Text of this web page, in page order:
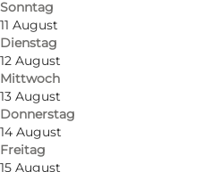
Sonntag
11 August
Dienstag
12 August
Mittwoch
13 August
Donnerstag
14 August
Freitag
15 August
Route anzeigen
Amfipladsen 7
5000 Odense C